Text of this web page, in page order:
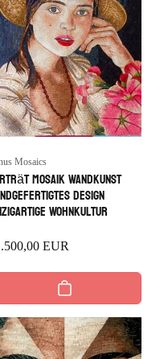
Mosaics
Mosaik Wandkunst
Design
Wohnkultur
EUR